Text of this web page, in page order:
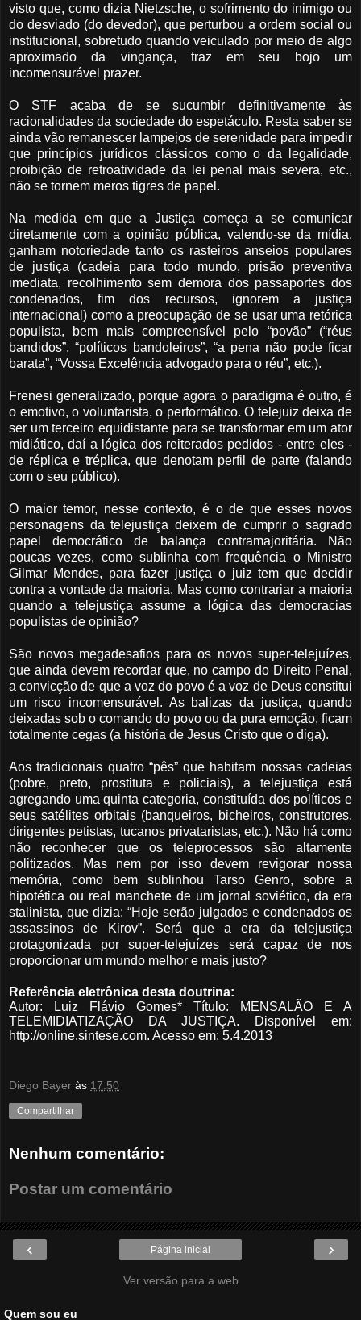
visto que, como dizia Nietzsche, o sofrimento do inimigo ou
do desviado (do devedor), que perturbou a ordem social ou
institucional, sobretudo quando veiculado por meio de algo
aproximado da vingança, traz em seu bojo um
incomensurável prazer.
O STF acaba de se sucumbir definitivamente às
racionalidades da sociedade do espetáculo. Resta saber se
ainda vão remanescer lampejos de serenidade para impedir
que princípios jurídicos clássicos como o da legalidade,
proibição de retroatividade da lei penal mais severa, etc.,
não se tornem meros tigres de papel.
Na medida em que a Justiça começa a se comunicar
diretamente com a opinião pública, valendo-se da mídia,
ganham notoriedade tanto os rasteiros anseios populares
de justiça (cadeia para todo mundo, prisão preventiva
imediata, recolhimento sem demora dos passaportes dos
condenados, fim dos recursos, ignorem a justiça
internacional) como a preocupação de se usar uma retórica
populista, bem mais compreensível pelo “povão” (“réus
bandidos”, “políticos bandoleiros”, “a pena não pode ficar
barata”, “Vossa Excelência advogado para o réu”, etc.).
Frenesi generalizado, porque agora o paradigma é outro, é
o emotivo, o voluntarista, o performático. O telejuiz deixa de
ser um terceiro equidistante para se transformar em um ator
midiático, daí a lógica dos reiterados pedidos - entre eles -
de réplica e tréplica, que denotam perfil de parte (falando
com o seu público).
O maior temor, nesse contexto, é o de que esses novos
personagens da telejustiça deixem de cumprir o sagrado
papel democrático de balança contramajoritária. Não
poucas vezes, como sublinha com frequência o Ministro
Gilmar Mendes, para fazer justiça o juiz tem que decidir
contra a vontade da maioria. Mas como contrariar a maioria
quando a telejustiça assume a lógica das democracias
populistas de opinião?
São novos megadesafios para os novos super-telejuízes,
que ainda devem recordar que, no campo do Direito Penal,
a convicção de que a voz do povo é a voz de Deus constitui
um risco incomensurável. As balizas da justiça, quando
deixadas sob o comando do povo ou da pura emoção, ficam
totalmente cegas (a história de Jesus Cristo que o diga).
Aos tradicionais quatro “pês” que habitam nossas cadeias
(pobre, preto, prostituta e policiais), a telejustiça está
agregando uma quinta categoria, constituída dos políticos e
seus satélites orbitais (banqueiros, bicheiros, construtores,
dirigentes petistas, tucanos privataristas, etc.). Não há como
não reconhecer que os teleprocessos são altamente
politizados. Mas nem por isso devem revigorar nossa
memória, como bem sublinhou Tarso Genro, sobre a
hipotética ou real manchete de um jornal soviético, da era
stalinista, que dizia: “Hoje serão julgados e condenados os
assassinos de Kirov”. Será que a era da telejustiça
protagonizada por super-telejuízes será capaz de nos
proporcionar um mundo melhor e mais justo?
Referência eletrônica desta doutrina:
Autor: Luiz Flávio Gomes* Título: MENSALÃO E A
TELEMIDIATIZAÇÃO DA JUSTIÇA. Disponível em:
http://online.sintese.com. Acesso em: 5.4.2013
Diego Bayer às 17:50
Compartilhar
Nenhum comentário:
Postar um comentário
‹ ›
Página inicial
Ver versão para a web
Quem sou eu